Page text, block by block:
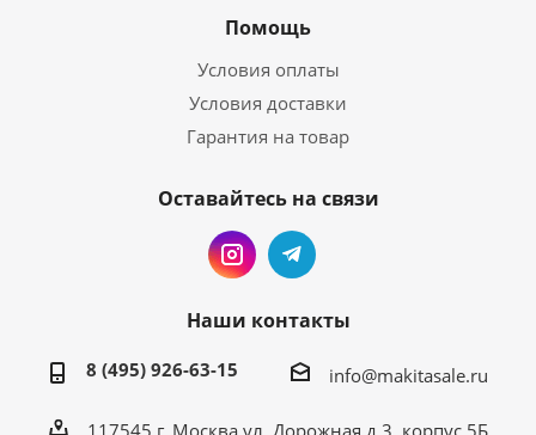
Помощь
Условия оплаты
Условия доставки
Гарантия на товар
Оставайтесь на связи
Наши контакты
8 (495) 926-63-15 info@makitasale.ru
117545 г. Москва ул. Дорожная д.3, корпус 5Б